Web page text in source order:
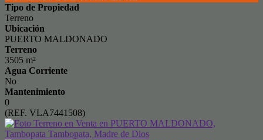
Tipo de Propiedad
Terreno
Ubicación
PUERTO MALDONADO
Terreno
3505 m²
Agua Corriente
No
Mantenimiento
0
(REF. VLA7441508)